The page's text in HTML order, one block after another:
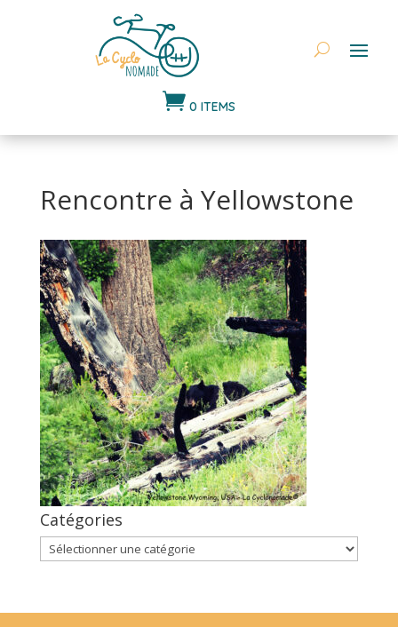
 0 ITEMS
Rencontre à Yellowstone
Catégories
Catégories